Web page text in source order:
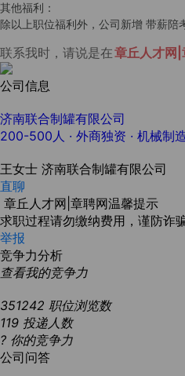
其他福利：
除以上职位福利外，公司新增 带薪陪
联系我时，请说是在章丘人才网|
公司信息
济南联合制罐有限公司
200-500人 · 外商独资 · 机械制
王女士 济南联合制罐有限公司
直聊
章丘人才网|章聘网温馨提示
求职过程请勿缴纳费用，谨防诈
举报
竞争力分析
查看我的竞争力
351242 职位浏览数
119 投递人数
? 你的竞争力
公司问答